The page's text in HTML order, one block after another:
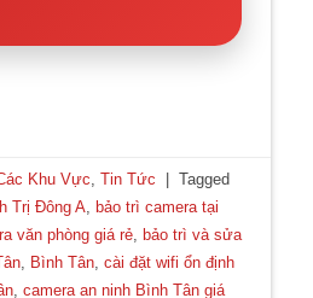
Khu Vực,Tin Tức
Tagged
Trị Đông A, bảo trì camera tại
văn phòng giá rẻ, bảo trì và sửa
, Bình Tân,cài đặt wifi ổn định
,camera an ninh Bình Tân giá